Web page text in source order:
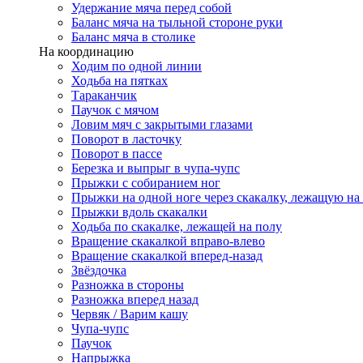
Удержание мяча перед собой
Баланс мяча на тыльной стороне руки
Баланс мяча в столике
На координацию
Ходим по одной линии
Ходьба на пятках
Тараканчик
Паучок с мячом
Ловим мяч с закрытыми глазами
Поворот в ласточку
Поворот в пассе
Березка и выпрыг в чупа-чупс
Прыжки с собиранием ног
Прыжки на одной ноге через скакалку, лежащую на
Прыжки вдоль скакалки
Ходьба по скакалке, лежащей на полу
Вращение скакалкой вправо-влево
Вращение скакалкой вперед-назад
Звёздочка
Разножка в стороны
Разножка вперед назад
Червяк / Варим кашу
Чупа-чупс
Паучок
Напрыжка